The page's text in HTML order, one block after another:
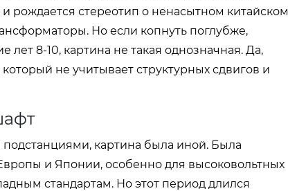
рождается стереотип о ненасытном китайском
Но если копнуть поглубже,
8-10, картина не такая однозначная. Да,
не учитывает структурных сдвигов и
подстанциями, картина была иной. Была
и Японии, особенно для высоковольтных
стандартам. Но этот период длился